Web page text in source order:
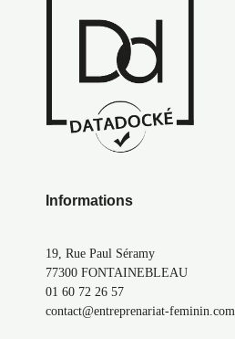
Informations
19, Rue Paul Séramy
77300 FONTAINEBLEAU
01 60 72 26 57
contact@entreprenariat-feminin.com